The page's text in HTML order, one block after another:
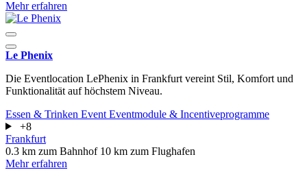
Mehr erfahren
Le Phenix
Die Eventlocation LePhenix in Frankfurt vereint Stil, Komfort und
Funktionalität auf höchstem Niveau.
Essen & Trinken Event Eventmodule & Incentiveprogramme
+8
Frankfurt
0.3 km zum Bahnhof 10 km zum Flughafen
Mehr erfahren